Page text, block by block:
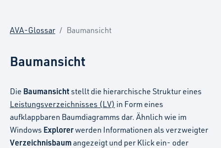
AVA-Glossar Baumansicht
Baumansicht
Die Baumansicht stellt die hierarchische Struktur eines
Leistungsverzeichnisses (LV) in Form eines
aufklappbaren Baumdiagramms dar. Ähnlich wie im
Windows Explorerwerden Informationen als verzweigter
Verzeichnisbaumangezeigt und per Klick ein- oder